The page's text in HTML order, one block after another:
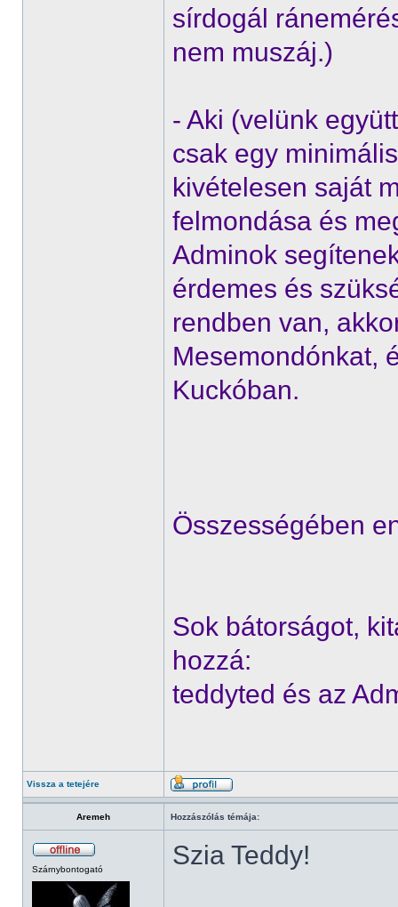
sírdogál
nem muszáj.)
- Aki (velünk
csak egy
kivételesen saját
felmondása és
Adminok
érdemes és
rendben van,
Mesemondónkat,
Kuckóban.
Összességében
Sok bátorságot,
hozzá:
teddyted és az
Vissza a tetejére
Aremeh Hozzászólás témája:
Szárnybontogató Szia Teddy!